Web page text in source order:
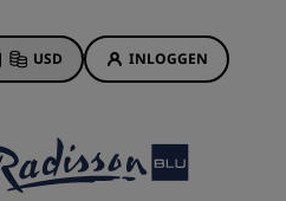
| USD INLOGGEN